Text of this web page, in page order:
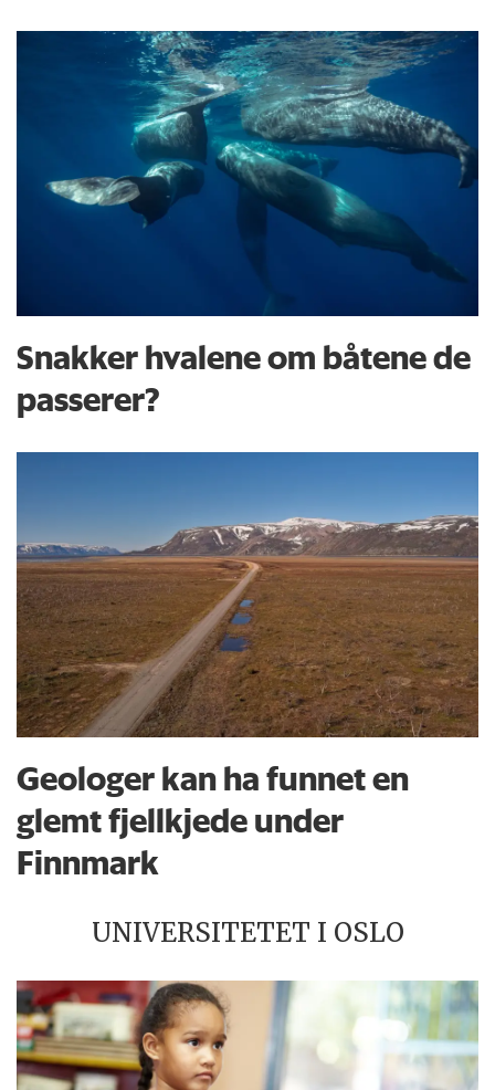
Snakker hvalene om båtene de
passerer?
Geologer kan ha funnet en
glemt fjellkjede under
Finnmark
UNIVERSITETET I OSLO